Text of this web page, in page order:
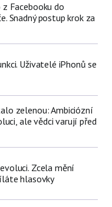
Facebooku do
Snadný postup krok za
Uživatelé iPhonů se
zelenou: Ambiciózní
ale vědci varují před
Zcela mění
hlasovky